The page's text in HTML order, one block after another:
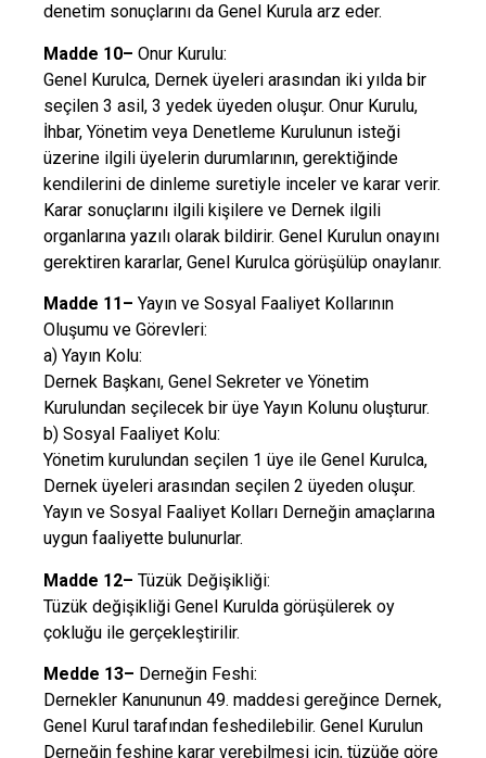
denetim sonuçlarını da Genel Kurula arz eder.
Madde 10– Onur Kurulu:
Genel Kurulca, Dernek üyeleri arasından iki yılda bir
seçilen 3 asil, 3 yedek üyeden oluşur. Onur Kurulu,
İhbar, Yönetim veya Denetleme Kurulunun isteği
üzerine ilgili üyelerin durumlarının, gerektiğinde
kendilerini de dinleme suretiyle inceler ve karar verir.
Karar sonuçlarını ilgili kişilere ve Dernek ilgili
organlarına yazılı olarak bildirir. Genel Kurulun onayını
gerektiren kararlar, Genel Kurulca görüşülüp onaylanır.
Madde 11– Yayın ve Sosyal Faaliyet Kollarının
Oluşumu ve Görevleri:
a) Yayın Kolu:
Dernek Başkanı, Genel Sekreter ve Yönetim
Kurulundan seçilecek bir üye Yayın Kolunu oluşturur.
b) Sosyal Faaliyet Kolu:
Yönetim kurulundan seçilen 1 üye ile Genel Kurulca,
Dernek üyeleri arasından seçilen 2 üyeden oluşur.
Yayın ve Sosyal Faaliyet Kolları Derneğin amaçlarına
uygun faaliyette bulunurlar.
Madde 12– Tüzük Değişikliği:
Tüzük değişikliği Genel Kurulda görüşülerek oy
çokluğu ile gerçekleştirilir.
Medde 13– Derneğin Feshi:
Dernekler Kanununun 49. maddesi gereğince Dernek,
Genel Kurul tarafından feshedilebilir. Genel Kurulun
Derneğin feshine karar verebilmesi için, tüzüğe göre